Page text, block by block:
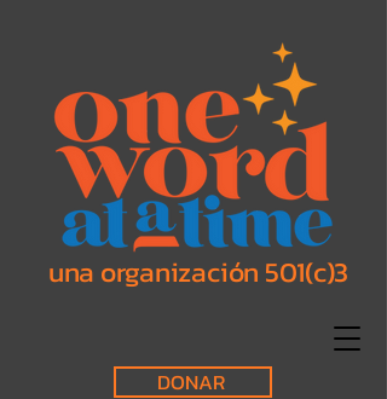
DONAR
una organización 501(c)3